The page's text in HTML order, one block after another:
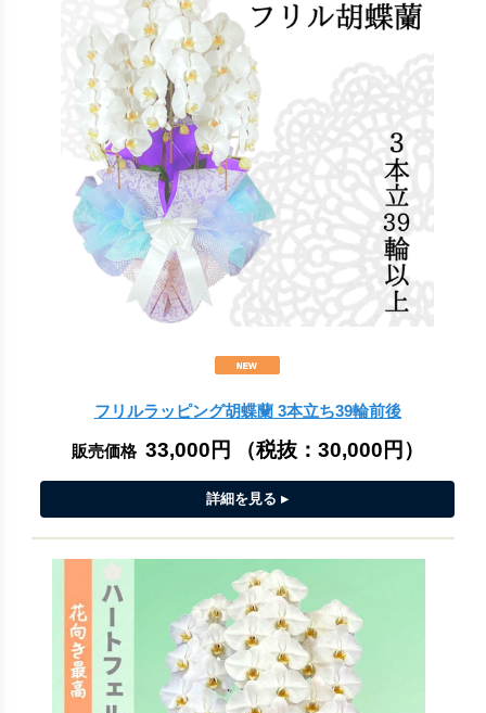
フリルラッピング胡蝶蘭 3本立ち39輪前後
販売価格 33,000円 （税抜： 30,000円 ）